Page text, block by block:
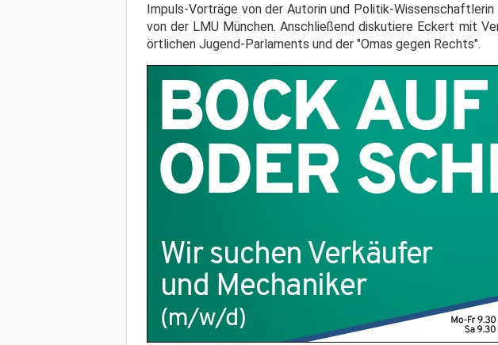
Impuls-Vorträge von der Autorin und Politik-
von der LMU München. Anschließend diskutiere Eckert mit
örtlichen Jugend-Parlaments und der "Omas gegen Rechts".